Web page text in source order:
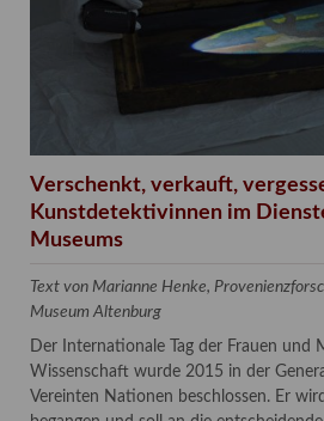
Verschenkt, verkauft,
Kunstdetektivinnen im
Museums
Text von Marianne Henke,
Museum Altenburg
Der Internationale Tag der Frauen und
Wissenschaft wurde 2015 in der
Vereinten Nationen beschlossen. Er